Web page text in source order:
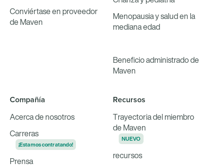
Conviértase en proveedor
de Maven
Menopausia y salud en la
mediana edad
Beneficio administrado de
Maven
Compañía
Acerca de nosotros
Carreras
¡Estamos contratando!
Prensa
Recursos
Trayectoria del miembro
de Maven
NUEVO
recursos